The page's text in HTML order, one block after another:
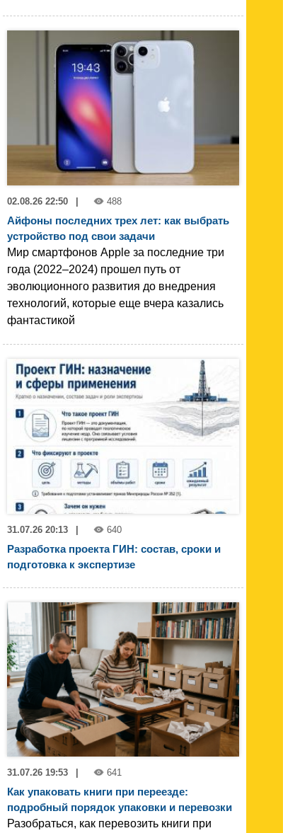
02.08.26 22:50 488
Айфоны последних трех лет: как выбрать
устройство под свои задачи
Мир смартфонов Apple за последние три
года (2022–2024) прошел путь от
эволюционного развития до внедрения
технологий, которые еще вчера казались
фантастикой
31.07.26 20:13 | 640
Разработка проекта ГИН: состав, сроки и
подготовка к экспертизе
31.07.26 19:53 641
Как упаковать книги при переезде:
подробный порядок упаковки и перевозки
Разобраться, как перевозить книги при